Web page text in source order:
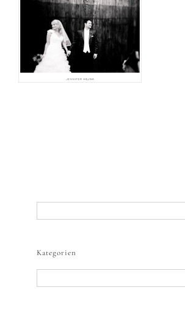
Shop
nach:
Kategorien